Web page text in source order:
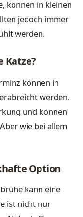
können in kleinen
jedoch immer
werden.
Katze?
können in
werden.
und können
wie bei allem
Option
kann eine
ist nicht nur